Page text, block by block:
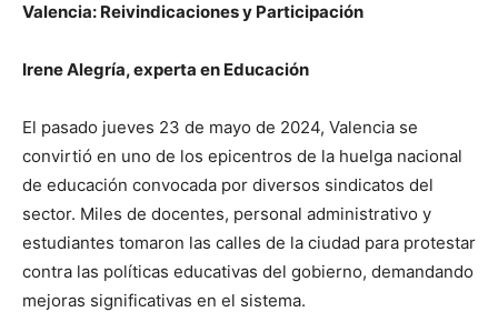
Valencia: Reivindicaciones y Participación
Irene Alegría, experta en Educación
El pasado jueves 23 de mayo de 2024, Valencia se
convirtió en uno de los epicentros de la huelga nacional
de educación convocada por diversos sindicatos del
sector. Miles de docentes, personal administrativo y
estudiantes tomaron las calles de la ciudad para protestar
contra las políticas educativas del gobierno, demandando
mejoras significativas en el sistema.